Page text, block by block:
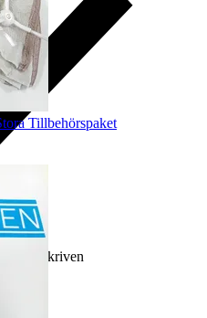
beskriven
Tillbehörspaket